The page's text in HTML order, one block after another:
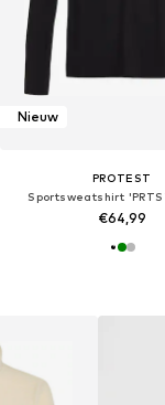
Nieuw
PROTEST
Sportsweatshirt
€64,99